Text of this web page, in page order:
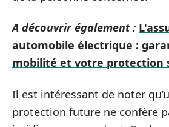
A découvrir également :
automobile électrique :
mobilité et votre protection
Il est intéressant de noter
protection future ne confère